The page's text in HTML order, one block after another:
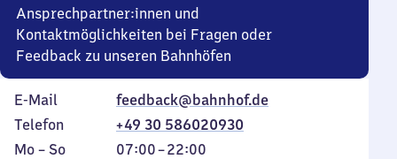
Ansprechpartner:innen und
Kontaktmöglichkeiten bei Fragen oder
Feedback zu unseren Bahnhöfen
E-Mail
feedback@bahnhof.de
Telefon
+49 30 586020930
Montag
Mo – So,
07:00–22:00
Von